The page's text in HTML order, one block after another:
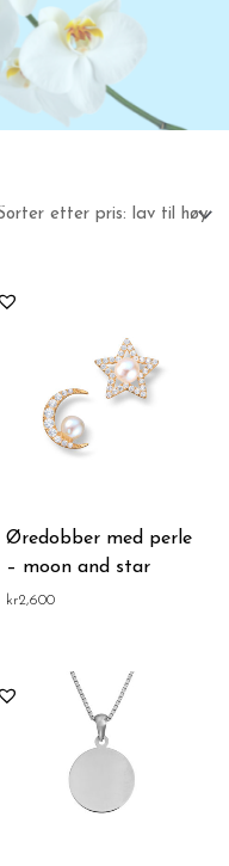
Øredobber med perle
– moon and star
kr2,600